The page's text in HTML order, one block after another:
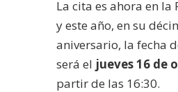
La cita es ahora en la
y este año, en su
aniversario, la fecha
será el jueves 16 de
partir de las 16:30.